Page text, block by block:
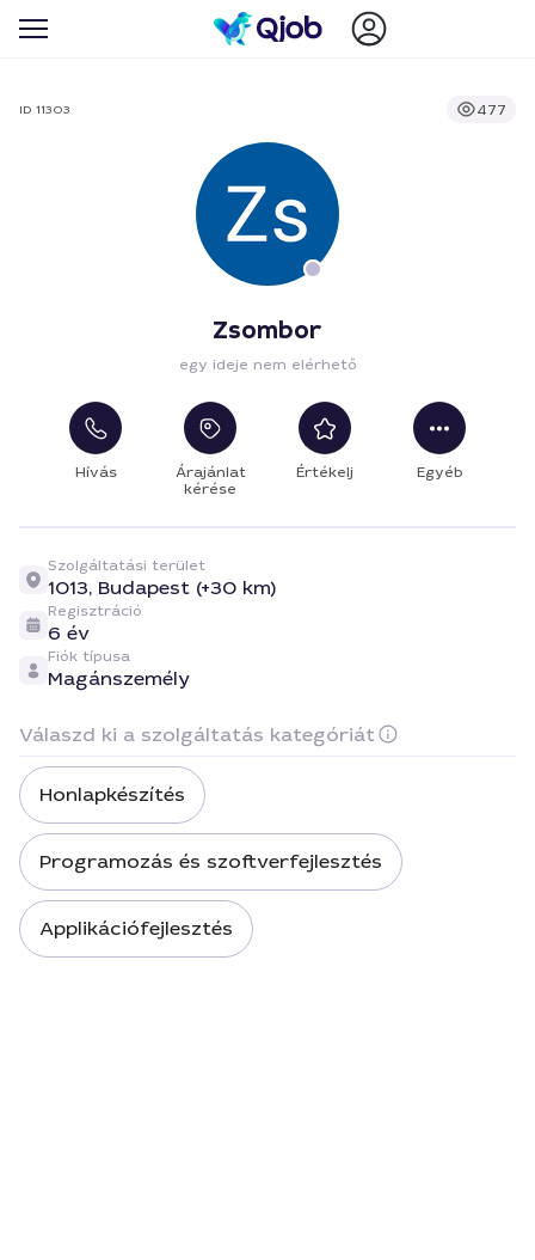
ID 11303 477
Zsombor
egy ideje nem elérhető
Hívás
Árajánlat
kérése
Értékelj Egyéb
Szolgáltatási terület
1013, Budapest (+30 km)
Regisztráció
6 év
Fiók típusa
Magánszemély
Válaszd ki a szolgáltatás kategóriát
Honlapkészítés
Programozás és szoftverfejlesztés
Applikációfejlesztés